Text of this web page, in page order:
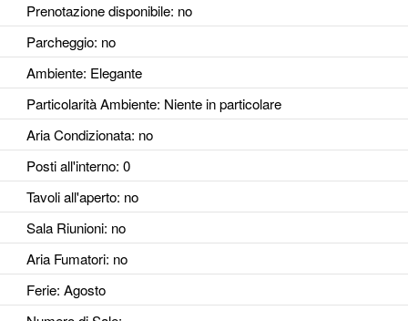
Prenotazione disponibile: no
Parcheggio: no
Ambiente: Elegante
Particolarità Ambiente: Niente in particolare
Aria Condizionata: no
Posti all'interno: 0
Tavoli all'aperto: no
Sala Riunioni: no
Aria Fumatori: no
Ferie: Agosto